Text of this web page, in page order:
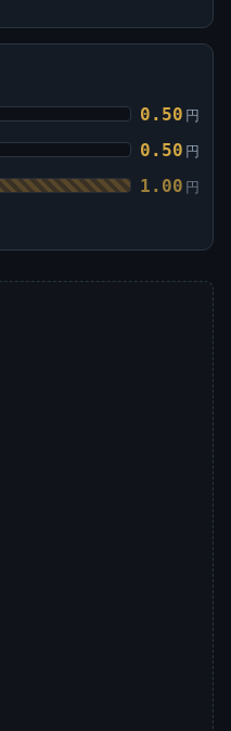
0.50 円
0.50 円
1.00 円